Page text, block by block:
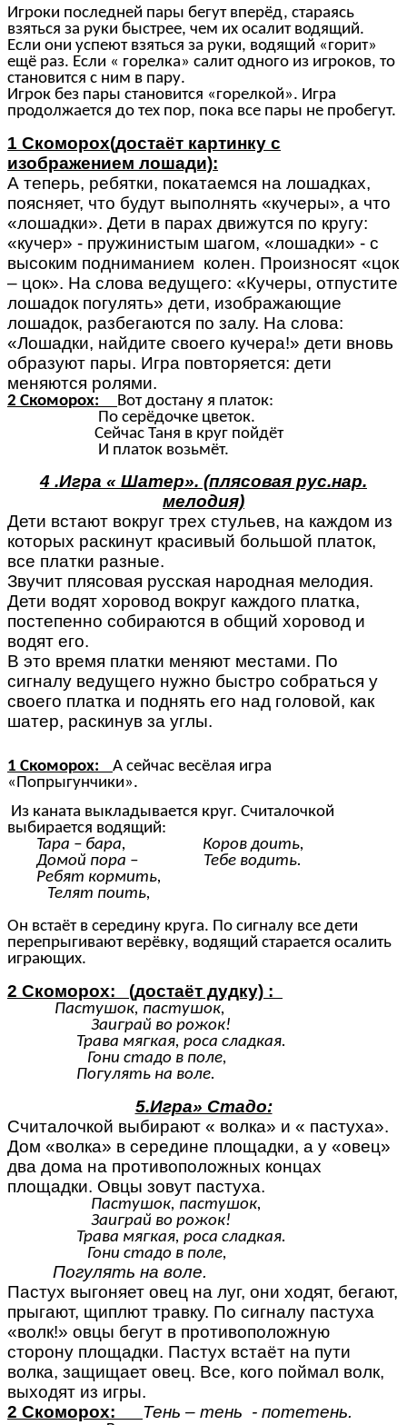
Игроки последней пары бегут вперёд, стараясь
взяться за руки быстрее, чем их осалит водящий.
Если они успеют взяться за руки, водящий «горит»
ещё раз. Если « горелка» салит одного из игроков, то
становится с ним в пару.
Игрок без пары становится «горелкой». Игра
продолжается до тех пор, пока все пары не пробегут.
1 Скоморох(достаёт картинку с
изображением лошади):
А теперь, ребятки, покатаемся на лошадках,
поясняет, что будут выполнять «кучеры», а что
«лошадки». Дети в парах движутся по кругу:
«кучер» - пружинистым шагом, «лошадки» - с
высоким подниманием колен. Произносят «цок
– цок». На слова ведущего: «Кучеры, отпустите
лошадок погулять» дети, изображающие
лошадок, разбегаются по залу. На слова:
«Лошадки, найдите своего кучера!» дети вновь
образуют пары. Игра повторяется: дети
меняются ролями.
2 Скоморох:
Вот достану я платок:
По серёдочке цветок.
Сейчас Таня в круг пойдёт
И платок возьмёт.
4 .Игра « Шатер». (плясовая рус.нар.
мелодия)
Дети встают вокруг трех стульев, на каждом из
которых раскинут красивый большой платок,
все платки разные.
Звучит плясовая русская народная мелодия.
Дети водят хоровод вокруг каждого платка,
постепенно собираются в общий хоровод и
водят его.
В это время платки меняют местами. По
сигналу ведущего нужно быстро собраться у
своего платка и поднять его над головой, как
шатер, раскинув за углы.
1 Скоморох:
А сейчас весёлая игра
«Попрыгунчики».
Из каната выкладывается круг. Считалочкой
выбирается водящий:
Тара – бара, Коров доить,
Домой пора – Тебе водить.
Ребят кормить,
Телят поить,
Он встаёт в середину круга. По сигналу все дети
перепрыгивают верёвку, водящий старается осалить
играющих.
2 Скоморох: (достаёт дудку) :
Пастушок, пастушок,
Заиграй во рожок!
Трава мягкая, роса сладкая.
Гони стадо в поле,
Погулять на воле.
5.Игра» Стадо:
Считалочкой выбирают « волка» и « пастуха».
Дом «волка» в середине площадки, а у «овец»
два дома на противоположных концах
площадки. Овцы зовут пастуха.
Пастушок, пастушок,
Заиграй во рожок!
Трава мягкая, роса сладкая.
Гони стадо в поле,
Погулять на воле.
Пастух выгоняет овец на луг, они ходят, бегают,
прыгают, щиплют травку. По сигналу пастуха
«волк!» овцы бегут в противоположную
сторону площадки. Пастух встаёт на пути
волка, защищает овец. Все, кого поймал волк,
выходят из игры.
2 Скоморох: Тень – тень - потетень.